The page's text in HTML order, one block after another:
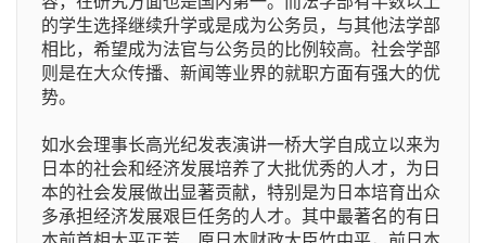
的学生选择继续升学或是成为公务员，与其他法学部
相比，希望成为法官与公务员的比例较高。社会学部
则是在大众传播、新闻等业界的就职方面有强大的优
势。
如水会理事长高光纪发表演讲一桥大学自成立以来为
日本的社会和经济发展培养了大批优秀的人才，为日
本的社会发展做出显著贡献，特别是为日本培育出众
多承担经济发展艰巨任务的人才。其中最著名的有日